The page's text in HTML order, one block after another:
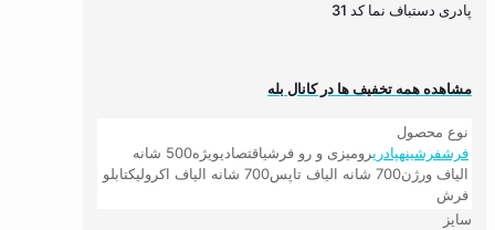
پادری دستباف نما کد 31
مشاهده همه تخفیف ها در کانال بله
نوع محصول
فرشفرشینهپادریرومیزی و رو فرشیاقتصادیویژه
500 شانه
الیاف ورژن700 شانه الیاف تاپس 700 شانه الیاف اکرولیک
تابلو
فرش
سایز